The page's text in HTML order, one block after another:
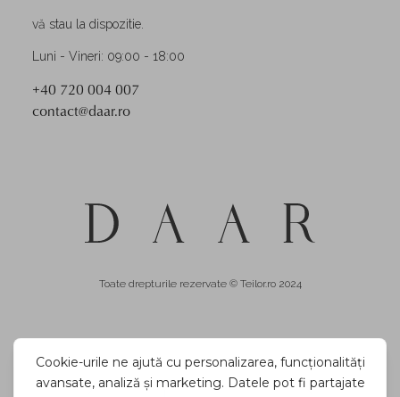
vă stau la dispozitie.
Luni - Vineri: 09:00 - 18:00
+40 720 004 007
contact@daar.ro
Toate drepturile rezervate © Teilor.ro 2024